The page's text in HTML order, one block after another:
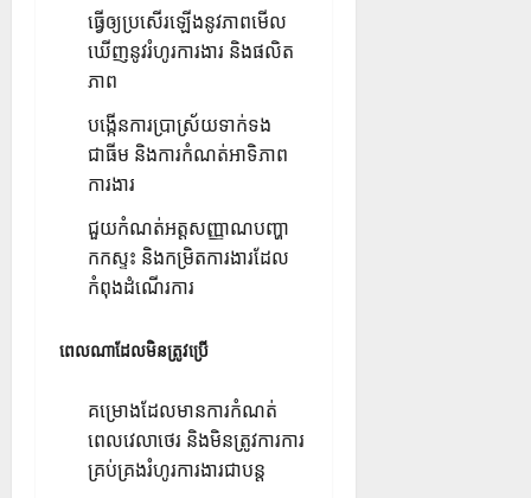
ធ្វើឲ្យប្រសើរឡើងនូវភាពមើល
ឃើញនូវរំហូរការងារ និងផលិត
ភាព
បង្កើនការប្រាស្រ័យទាក់ទង
ជាធីម និងការកំណត់អាទិភាព
ការងារ
ជួយកំណត់អត្តសញ្ញាណបញ្ហា
កកស្ទះ និងកម្រិតការងារដែល
កំពុងដំណើរការ
ពេលណាដែលមិនត្រូវប្រើ
គម្រោងដែលមានការកំណត់
ពេលវេលាថេរ និងមិនត្រូវការការ
គ្រប់គ្រងរំហូរការងារជាបន្ត